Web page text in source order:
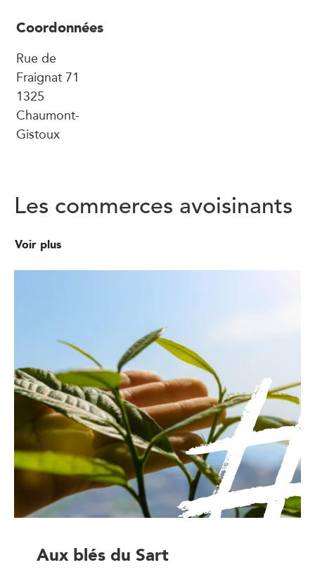
Coordonnées
Rue de
Fraignat 71
1325
Chaumont-
Gistoux
Les commerces avoisinants
Voir plus
Aux blés du Sart